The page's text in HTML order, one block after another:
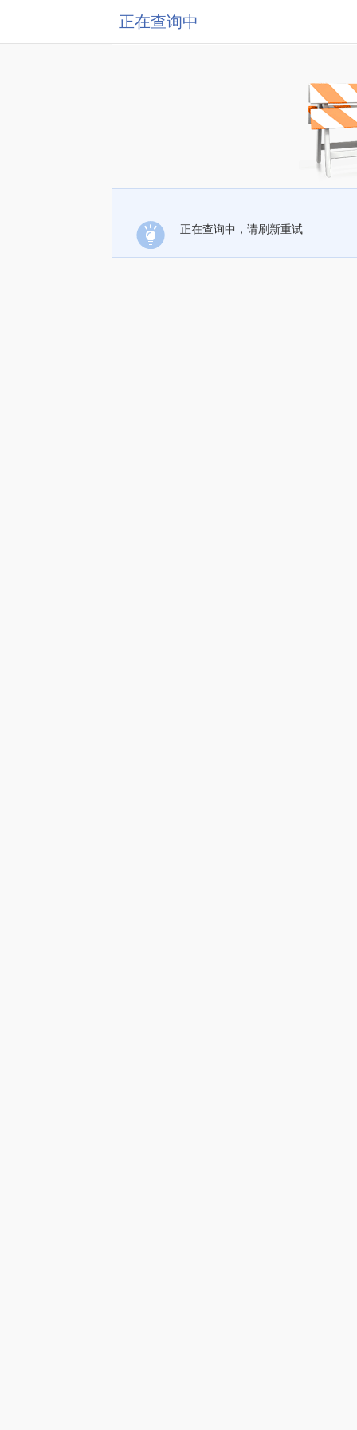
正在查询中
正在查询中，请刷新重试